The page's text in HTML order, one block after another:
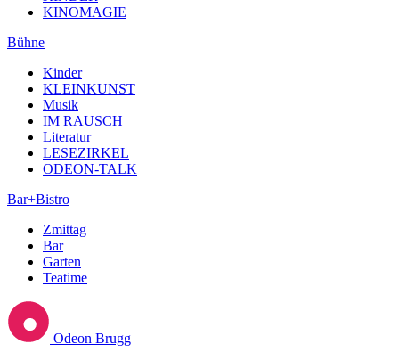
KINOMAGIE
Bühne
Kinder
KLEINKUNST
Musik
IM RAUSCH
Literatur
LESEZIRKEL
ODEON-TALK
Bar+Bistro
Zmittag
Bar
Garten
Teatime
Odeon Brugg